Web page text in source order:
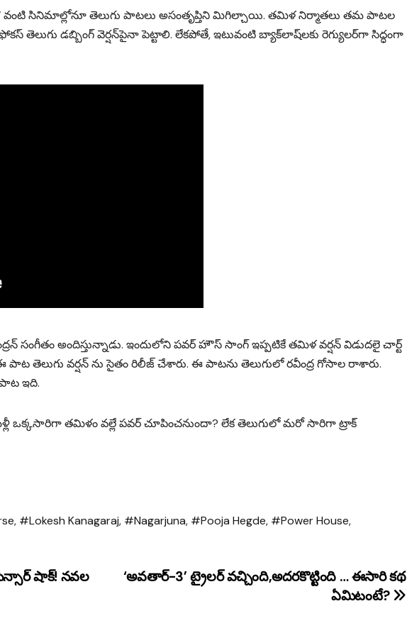
వంటి సినిమాల్లోనూ తెలుగు పాటలు అసంతృప్తిని మిగిల్చాయి. తమిళ నిర్మాతలు తమ పాటల
తెలుగు డబ్బింగ్ వెర్షన్‌పైనా పెట్టాలి. లేకపోతే, ఇటువంటి బ్యాక్‌లాష్‌లకు రెగ్యులర్‌గా సిద్ధంగా
సంగీతం అందిస్తున్నాడు. ఇందులోని పవర్ హౌస్ సాంగ్ ఇప్పటికే తమిళ వర్షన్ విడుదలై చార్ట్
తెలుగు వర్షన్ ను సైతం రిలీజ్ చేశారు. ఈ పాటను తెలుగులో రవీంద్ర గోసాల రాశారు.
పాట ఇది.
ఒక్కసారిగా తమిళం వల్లే పవర్ చూపించనుందా? లేక తెలుగులో మరో సారిగా ట్రాక్
, #Lokesh Kanagaraj, #Nagarjuna, #Pooja Hegde, #Power House,
‘అవతార్-3’ ట్రైలర్ వచ్చింది,అదరకొట్టింది … ఈసారి కథ
ఏమిటంటే?
షాక్! నవల